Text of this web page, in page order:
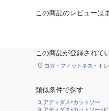
この商品のレビューは
この商品が登録されて
ヨガ・フィットネス・ト
類似条件で探す
アディダス×カットソー